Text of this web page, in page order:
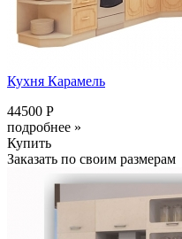
Кухня Карамель
44500 Р
подробнее »
Купить
Заказать по своим размерам